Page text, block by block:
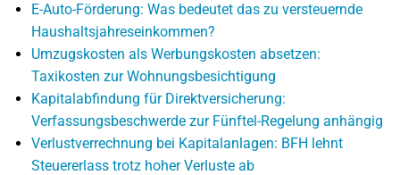
E-Auto-Förderung: Was bedeutet das zu versteuernde
Haushaltsjahreseinkommen?
Umzugskosten als Werbungskosten absetzen:
Taxikosten zur Wohnungsbesichtigung
Kapitalabfindung für Direktversicherung:
Verfassungsbeschwerde zur Fünftel-Regelung anhängig
Verlustverrechnung bei Kapitalanlagen: BFH lehnt
Steuererlass trotz hoher Verluste ab